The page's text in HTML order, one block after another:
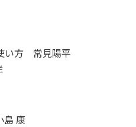
い方 常見陽平
島 康